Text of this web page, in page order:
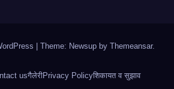
Theme: Newsup by Themeansar.
usगैलेरीPrivacy Policyशिकायत व सुझाव